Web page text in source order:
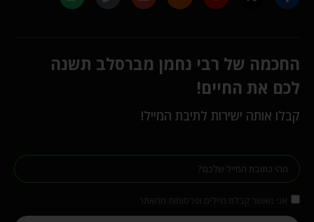
החכמה של רבי נחמן מברסלב תשנה
לכם את החיים!
קבלו אותה ישירות לתיבת המייל!